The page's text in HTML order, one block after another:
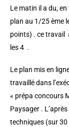
Le matin il a du,
plan au 1/25 ème
points) . ce travail
les 4 .
Le plan mis en
travaillé dans
« prépa concours
Paysager .
techniques (sur